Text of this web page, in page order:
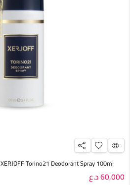
XERJOFF Torino21 Deodorant Spray 100ml زيرجوف سبراي مزيل تعرق
60,000 د.ع